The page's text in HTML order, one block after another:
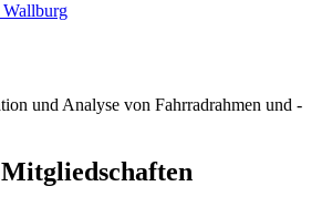
und Analyse von Fahrradrahmen und -